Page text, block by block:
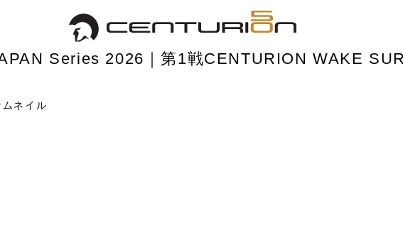
JAPAN Series 2026｜第1戦CENTURION WAKE SURF
Series 2026｜第1戦CENTURION WAKE